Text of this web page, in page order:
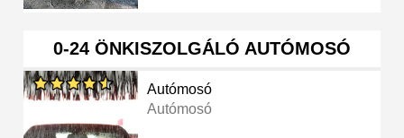
0-24 ÖNKISZOLGÁLÓ AUTÓMOSÓ
Autómosó
Autómosó